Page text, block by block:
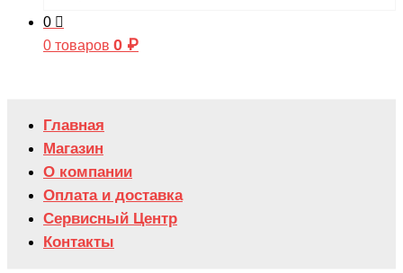
0
0 товаров 0 ₽
Главная
Магазин
О компании
Оплата и доставка
Сервисный Центр
Контакты